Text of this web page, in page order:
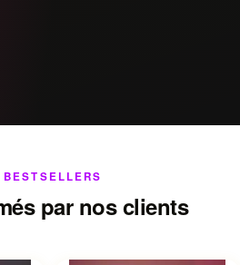
BESTSELLERS
par nos clients